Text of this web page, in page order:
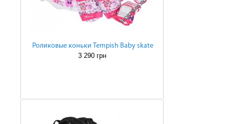
Роликовые коньки Tempish Baby skate
3 290 грн